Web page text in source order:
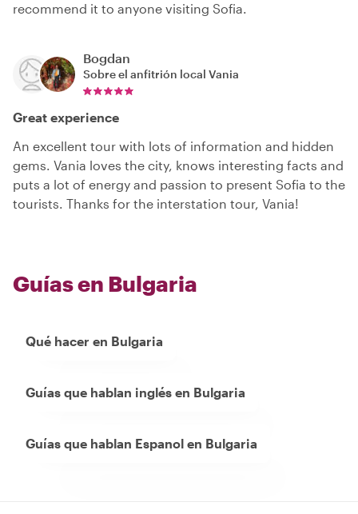
recommend it to anyone visiting Sofia.
Bogdan
Sobre el anfitrión local Vania
Great experience
An excellent tour with lots of information and hidden
gems. Vania loves the city, knows interesting facts and
puts a lot of energy and passion to present Sofia to the
tourists. Thanks for the interstation tour, Vania!
Guías en Bulgaria
Qué hacer en Bulgaria
Guías que hablan inglés en Bulgaria
Guías que hablan Espanol en Bulgaria